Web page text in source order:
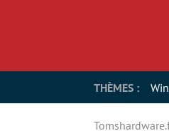
THÈMES :